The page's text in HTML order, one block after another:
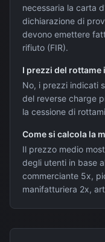
necessaria la carta
dichiarazione di
devono emettere
rifiuto (FIR).
I prezzi del rottame
No, i prezzi indicati
del reverse charge
la cessione di
Come si calcola la
Il prezzo medio
degli utenti in base
commerciante 5x,
manifatturiera 2x,